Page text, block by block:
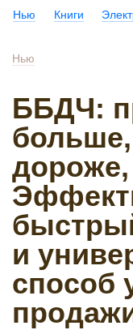
Нью Книги
Нью
ББДЧ:
и
способ